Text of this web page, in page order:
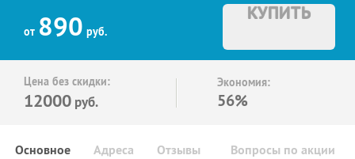
от 890 руб.
КУПИТЬ
Цена без скидки:
12000 руб.
Экономия:
56%
Основное Отзывы Вопросы по акции
Адреса